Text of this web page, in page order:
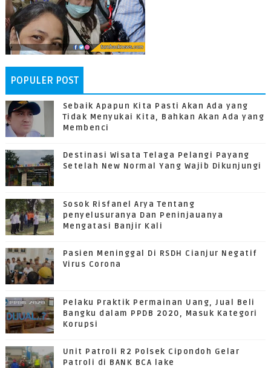
POPULER POST
Sebaik Apapun Kita Pasti Akan Ada yang
Tidak Menyukai Kita, Bahkan Akan Ada yang
Membenci
Destinasi Wisata Telaga Pelangi Payang
Setelah New Normal Yang Wajib Dikunjungi
Sosok Risfanel Arya Tentang
penyelusuranya Dan Peninjauanya
Mengatasi Banjir Kali
Pasien Meninggal Di RSDH Cianjur Negatif
Virus Corona
Pelaku Praktik Permainan Uang, Jual Beli
Bangku dalam PPDB 2020, Masuk Kategori
Korupsi
Unit Patroli R2 Polsek Cipondoh Gelar
Patroli di BANK BCA lake